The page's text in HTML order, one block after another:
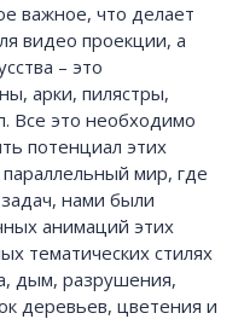
важное, что делает
видео проекции, а
– это
арки, пилястры,
Все это необходимо
потенциал этих
мир, где
нами были
анимаций этих
тематических стилях
дым, разрушения,
деревьев, цветения и